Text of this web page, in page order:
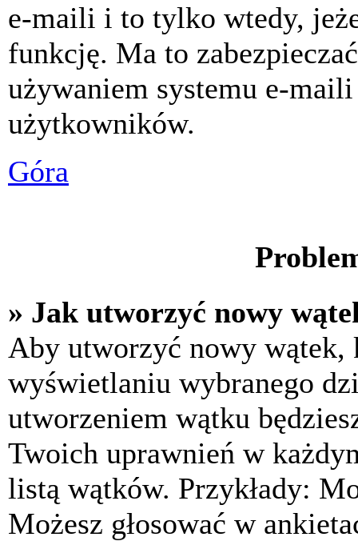
e-maili i to tylko wtedy,
funkcję. Ma to
używaniem systemu e-
użytkowników.
Góra
» Jak utworzyć nowy
Aby utworzyć nowy
wyświetlaniu wybranego
utworzeniem wątku
Twoich uprawnień w
listą wątków. Przykłady:
Możesz głosować w